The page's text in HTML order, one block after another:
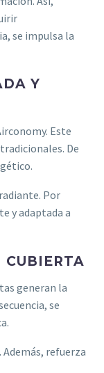
se impulsa la
Y
Este
De
Por
y adaptada a
CUBIERTA
generan la
se
refuerza